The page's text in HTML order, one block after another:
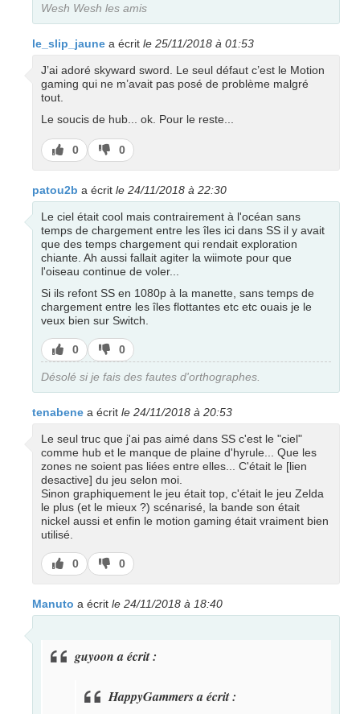
Wesh Wesh les amis
le_slip_jaune a écrit le 25/11/2018 à 01:53
J’ai adoré skyward sword. Le seul défaut c’est le Motion
gaming qui ne m’avait pas posé de problème malgré
tout.
Le soucis de hub... ok. Pour le reste...
J’aime
0
J’aime
pas
0
patou2b a écrit le 24/11/2018 à 22:30
Le ciel était cool mais contrairement à l'océan sans
temps de chargement entre les îles ici dans SS il y avait
que des temps chargement qui rendait exploration
chiante. Ah aussi fallait agiter la wiimote pour que
l'oiseau continue de voler...
Si ils refont SS en 1080p à la manette, sans temps de
chargement entre les îles flottantes etc etc ouais je le
veux bien sur Switch.
J’aime
0
J’aime
pas
0
Désolé si je fais des fautes d'orthographes.
tenabene a écrit le 24/11/2018 à 20:53
Le seul truc que j'ai pas aimé dans SS c'est le "ciel"
comme hub et le manque de plaine d'hyrule... Que les
zones ne soient pas liées entre elles... C'était le [lien
desactive] du jeu selon moi.
Sinon graphiquement le jeu était top, c'était le jeu Zelda
le plus (et le mieux ?) scénarisé, la bande son était
nickel aussi et enfin le motion gaming était vraiment bien
utilisé.
J’aime
0
J’aime
pas
0
Manuto a écrit le 24/11/2018 à 18:40
guyoon a écrit :
HappyGammers a écrit :